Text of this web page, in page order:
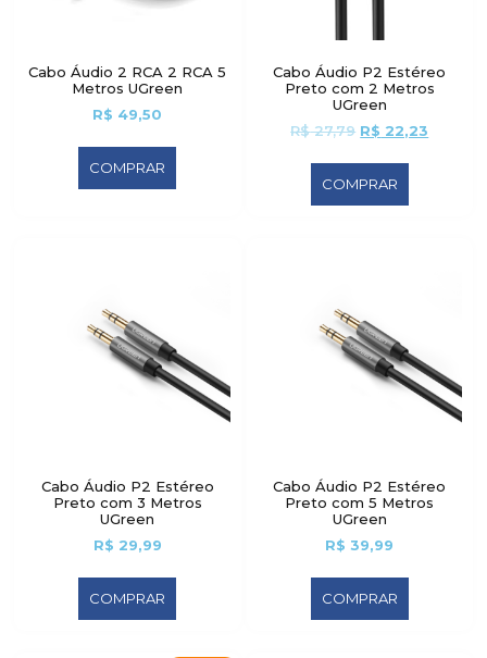
Cabo Áudio 2 RCA 2 RCA 5
Metros UGreen
R$ 49,50
COMPRAR
Cabo Áudio P2 Estéreo
Preto com 2 Metros
UGreen
R$27,79 R$ 22,23
COMPRAR
Cabo Áudio P2 Estéreo
Preto com 3 Metros
UGreen
R$ 29,99
COMPRAR
Cabo Áudio P2 Estéreo
Preto com 5 Metros
UGreen
R$ 39,99
COMPRAR